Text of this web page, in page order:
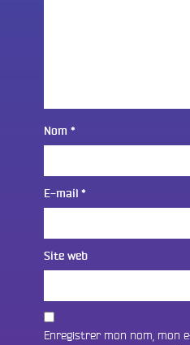
Nom *
E-mail *
Site web
Enregistrer mon nom, mon